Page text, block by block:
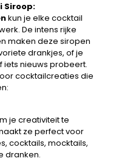
Siroop:
kun je elke cocktail
De intens rijke
maken deze siropen
drankjes, of je
iets nieuws probeert.
cocktailcreaties die
je creativiteit te
ze perfect voor
cocktails, mocktails,
dranken.